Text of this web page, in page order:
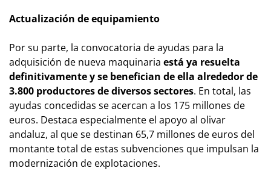
Actualización de equipamiento
Por su parte, la convocatoria de ayudas para la
adquisición de nueva maquinaria está ya resuelta
definitivamente y se benefician de ella alrededor de
3.800 productores de diversos sectores. En total, las
ayudas concedidas se acercan a los 175 millones de
euros. Destaca especialmente el apoyo al olivar
andaluz, al que se destinan 65,7 millones de euros del
montante total de estas subvenciones que impulsan la
modernización de explotaciones.